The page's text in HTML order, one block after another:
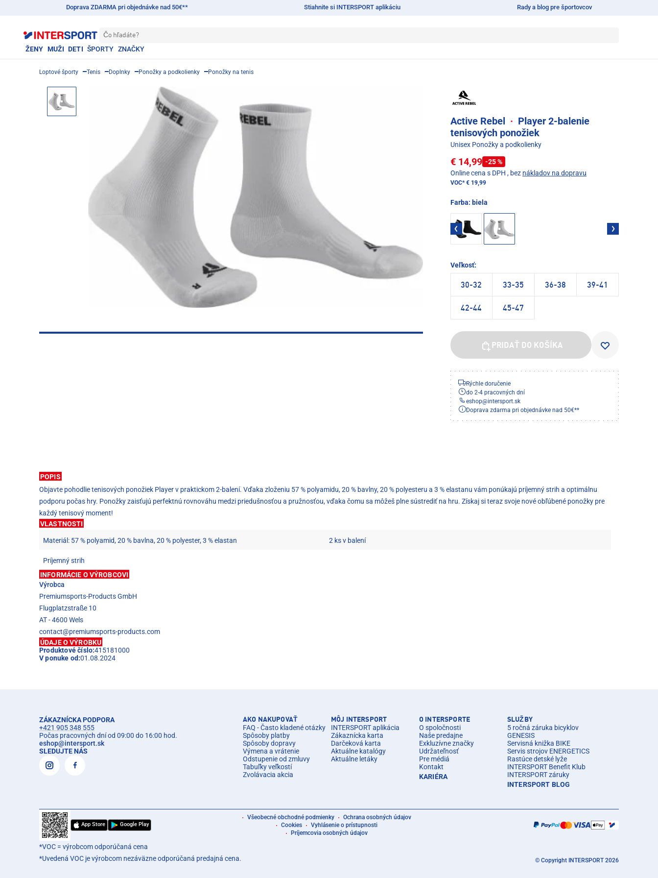
Doprava ZDARMA pri objednávke nad 50€** Stiahnite si INTERSPORT aplikáciu Rady a blog pre športovcov
Čo hľadáte?
ŽENY MUŽI DETI ŠPORTY ZNAČKY
Loptové športy Tenis Doplnky Ponožky a podkolienky Ponožky na tenis
Active Rebel · Player 2-balenie
tenisových ponožiek
Unisex Ponožky a podkolienky
€ 14,99 -25 %
Online cena s DPH , bez nákladov na dopravu
VOC*€ 19,99
Farba: biela
Veľkosť:
30-32 33-35 36-38 39-41
42-44 45-47
PRIDAŤ DO KOŠÍKA
Rýchle doručenie
do 2-4 pracovných dní
eshop@intersport.sk
Doprava zdarma pri objednávke nad 50€**
POPIS
Objavte pohodlie tenisových ponožiek Player v praktickom 2-balení. Vďaka zloženiu 57 % polyamidu, 20 % bavlny, 20 % polyesteru a 3 % elastanu vám ponúkajú príjemný strih a optimálnu
podporu počas hry. Ponožky zaisťujú perfektnú rovnováhu medzi priedušnosťou a pružnosťou, vďaka čomu sa môžeš plne sústrediť na hru. Získaj si teraz svoje nové obľúbené ponožky pre
každý tenisový moment!
VLASTNOSTI
Materiál: 57 % polyamid, 20 % bavlna, 20 % polyester, 3 % elastan 2 ks v balení
Príjemný strih
INFORMÁCIE O VÝROBCOVI
Výrobca
Premiumsports-Products GmbH
Flugplatzstraße 10
AT - 4600 Wels
contact@premiumsports-products.com
ÚDAJE O VÝROBKU
Produktové číslo:415181000
V ponuke od:01.08.2024
ZÁKAZNÍCKA PODPORA
+421 905 348 555
Počas pracovných dní od 09:00 do 16:00 hod.
eshop@intersport.sk
SLEDUJTE NÁS
AKO NAKUPOVAŤ
FAQ - Často kladené otázky
Spôsoby platby
Spôsoby dopravy
Výmena a vrátenie
Odstupenie od zmluvy
Tabuľky veľkostí
Zvolávacia akcia
MÔJ INTERSPORT
INTERSPORT aplikácia
Zákaznícka karta
Darčeková karta
Aktuálne katalógy
Aktuálne letáky
O INTERSPORTE
O spoločnosti
Naše predajne
Exkluzívne značky
Udržateľnosť
Pre médiá
Kontakt
KARIÉRA
SLUŽBY
5 ročná záruka bicyklov
GENESIS
Servisná knižka BIKE
Servis strojov ENERGETICS
Rastúce detské lyže
INTERSPORT Benefit Klub
INTERSPORT záruky
INTERSPORT BLOG
App Store Google Play
Všeobecné obchodné podmienky
Ochrana osobných údajov
Cookies
Vyhlásenie o prístupnosti
Príjemcovia osobných údajov
*VOC = výrobcom odporúčaná cena
*Uvedená VOC je výrobcom nezáväzne odporúčaná predajná cena.
© Copyright INTERSPORT 2026